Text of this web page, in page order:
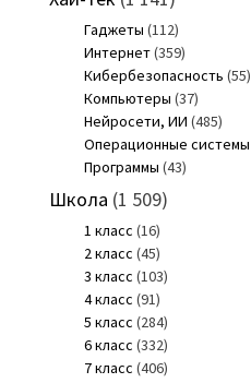
Гаджеты (112)
Интернет(359)
Кибербезопасность (55)
Компьютеры (37)
Нейросети, ИИ (485)
Операционные системы
Программы (43)
Школа (1 509)
1 класс (16)
2 класс (45)
3 класс (103)
4 класс (91)
5 класс (284)
6 класс (332)
7 класс (406)